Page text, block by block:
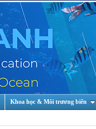
Khoa học & Môi trương biển